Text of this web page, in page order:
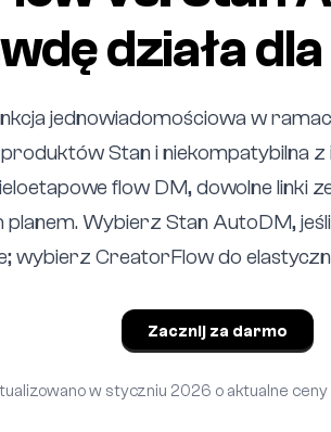
działa
jednowiadomościowa w
Stan i niekompatybilna
flow DM, dowolne linki
Wybierz Stan AutoDM,
wybierz CreatorFlow do
Zacznij za darmo
w styczniu 2026 o aktualne ceny